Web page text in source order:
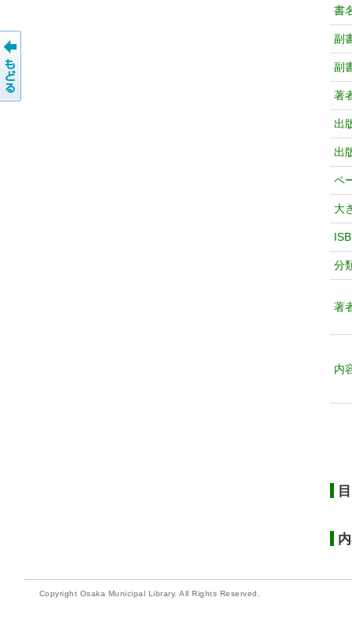
書
副
副
著
出
出
ペ
大
分
著
内
Copyright Osaka Municipal Library. All Rights Reserved.